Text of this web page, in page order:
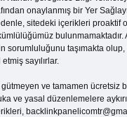
onaylanmış bir Yer
sitedeki içerikleri proaktif
sorumluluğunu taşımakta
sayılırlar.
gütmeyen ve tamamen ücretsiz
ve yasal düzenlemelere